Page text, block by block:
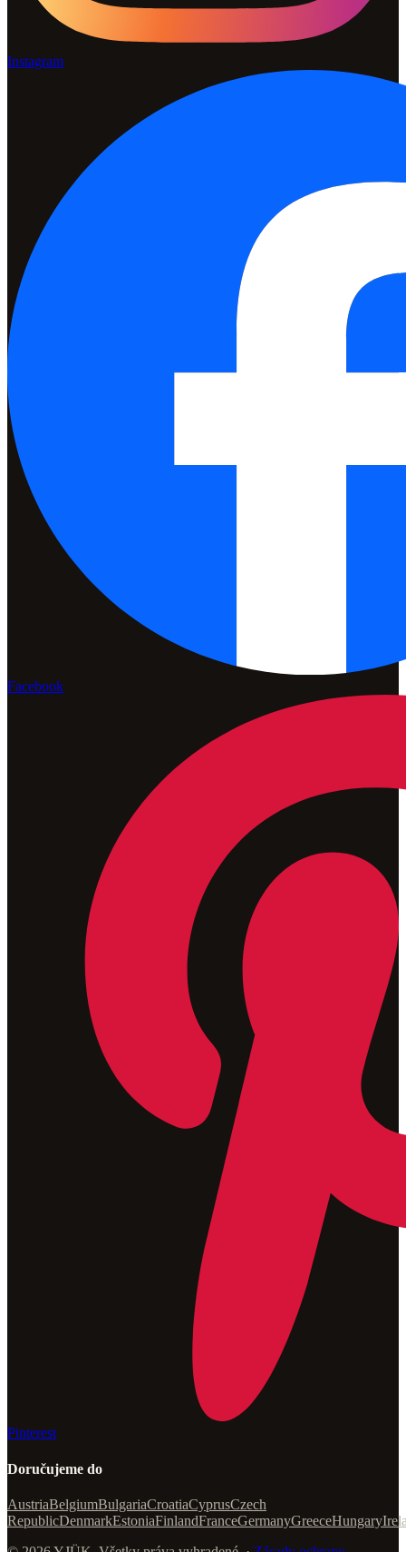
Instagram
Facebook
Pinterest
Doručujeme do
AustriaBelgiumBulgariaCroatiaCyprusCzech
RepublicDenmarkEstoniaFinlandFranceGermanyGreeceHungary